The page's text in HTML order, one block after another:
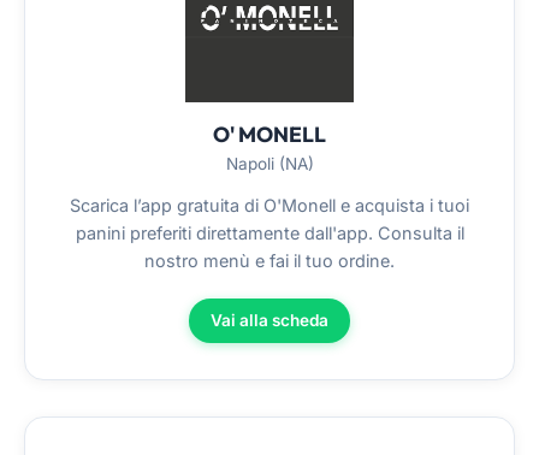
O' MONELL
Napoli (NA)
Scarica l’app gratuita di O'Monell e acquista i tuoi
panini preferiti direttamente dall'app. Consulta il
nostro menù e fai il tuo ordine.
Vai alla scheda